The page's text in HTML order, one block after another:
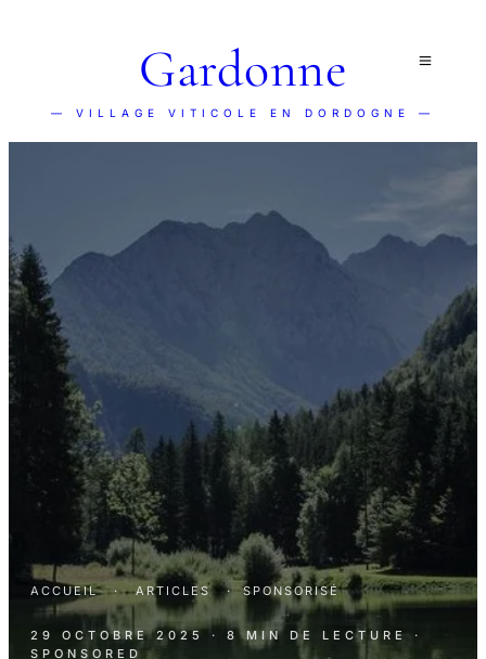
Gardonne
— VILLAGE VITICOLE EN DORDOGNE —
ACCUEIL · ARTICLES · SPONSORISÉ
29 OCTOBRE 2025 · 8 MIN DE LECTURE
·
SPONSORED